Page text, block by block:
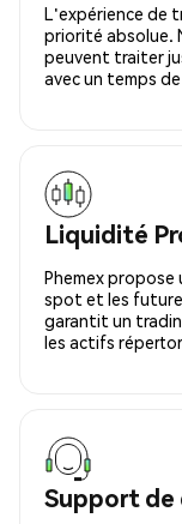
L'expérience de
priorité absolue.
peuvent traiter
avec un temps
Liquidité
Phemex
spot et les
garantit un
les actifs
Support de